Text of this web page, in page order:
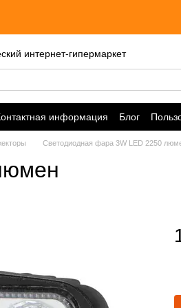
интернет-гипермаркет
информация Блог
Светодиодная фара 3W LED 2250